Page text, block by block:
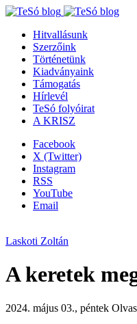
Hitvallásunk
Szerzőink
Történetünk
Kiadványaink
Támogatás
Hírlevél
TeSó folyóirat
A KRISZ
Facebook
X (Twitter)
Instagram
RSS
YouTube
Email
Laskoti Zoltán
A keretek
2024. május 03., péntek